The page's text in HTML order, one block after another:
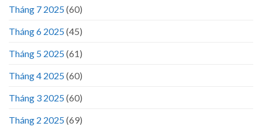
Tháng 7 2025(60)
Tháng 6 2025(45)
Tháng 5 2025(61)
Tháng 4 2025(60)
Tháng 3 2025(60)
Tháng 2 2025(69)